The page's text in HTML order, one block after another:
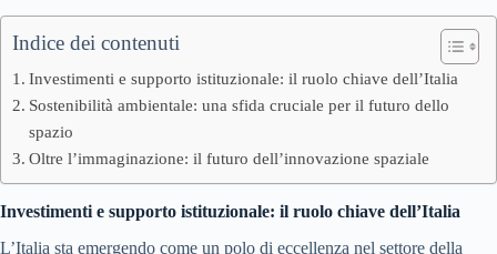
Indice dei contenuti
Investimenti e supporto istituzionale: il ruolo chiave dell’Italia
Sostenibilità ambientale: una sfida cruciale per il futuro dello
spazio
Oltre l’immaginazione: il futuro dell’innovazione spaziale
Investimenti e supporto istituzionale: il ruolo chiave dell’Italia
L’Italia sta emergendo come un polo di eccellenza nel settore della